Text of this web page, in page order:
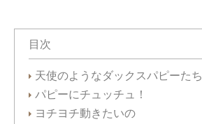
目次
天使のようなダックスパピーたち
パピーにチュッチュ！
ヨチヨチ動きたいの